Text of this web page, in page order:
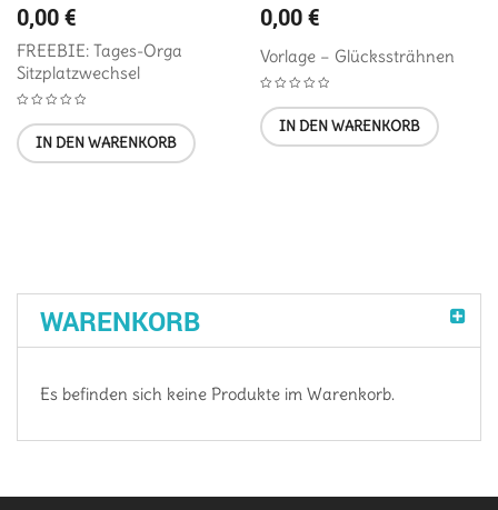
0,00€
FREEBIE: Tages-Orga
Sitzplatzwechsel
IN DEN WARENKORB
0,00€
Vorlage – Glückssträhnen
IN DEN WARENKORB
WARENKORB
Es befinden sich keine Produkte im Warenkorb.